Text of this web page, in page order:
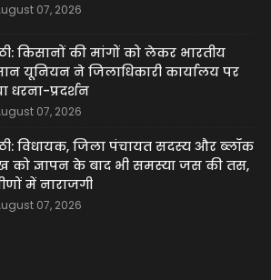
07, 2026
किसानों की मांगों को लेकर भारतीय
यूनियन ने जिलाधिकारी कार्यालय पर
धरना-प्रदर्शन
07, 2026
विधायक, जिला पंचायत सदस्य और ब्लॉक
को ज्ञापन के बाद भी समस्या जस की तस,
में नाराजगी
07, 2026